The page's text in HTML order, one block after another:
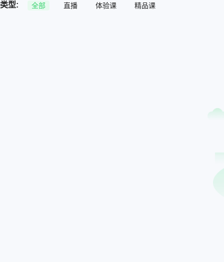
类型: 全部 直播 体验课 精品课